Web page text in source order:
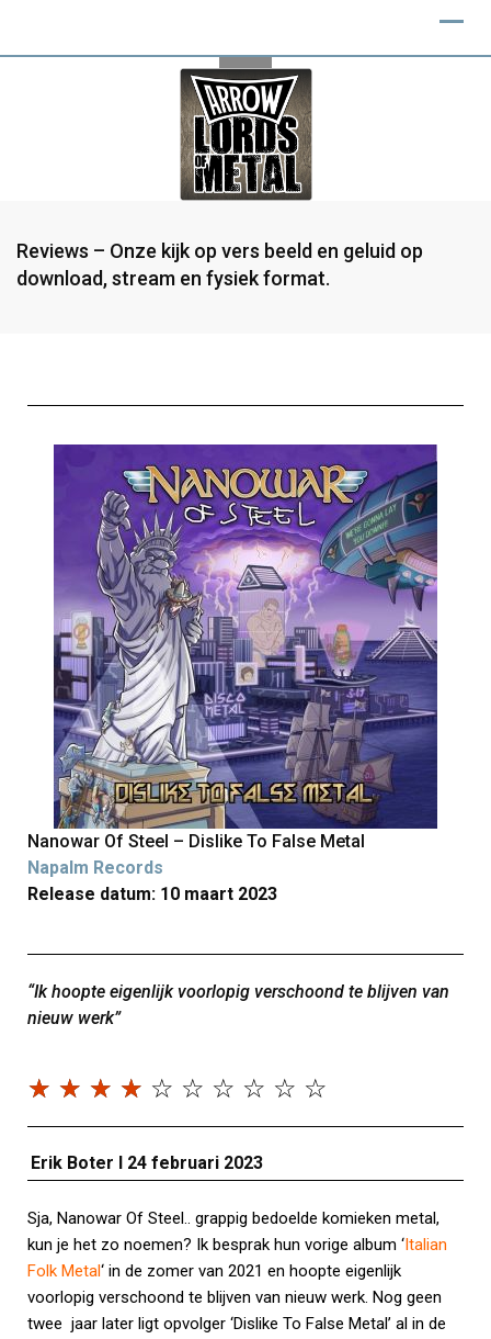
Reviews – Onze kijk op vers beeld en geluid op
download, stream en fysiek format.
Nanowar Of Steel – Dislike To False Metal
Napalm Records
Release datum: 10 maart 2023
“Ik hoopte eigenlijk voorlopig verschoond te blijven van
nieuw werk”
☆ ☆ ☆ ☆ ☆ ☆ ☆ ☆ ☆ ☆
Erik Boter I 24 februari 2023
Sja, Nanowar Of Steel.. grappig bedoelde komieken metal,
kun je het zo noemen? Ik besprak hun vorige album ‘Italian
Folk Metal‘ in de zomer van 2021 en hoopte eigenlijk
voorlopig verschoond te blijven van nieuw werk. Nog geen
twee jaar later ligt opvolger ‘Dislike To False Metal’ al in de